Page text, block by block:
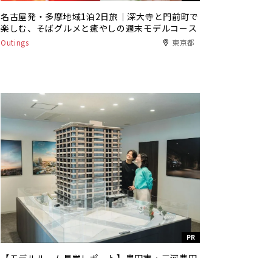
名古屋発・多摩地域1泊2日旅｜深大寺と門前町で
楽しむ、そばグルメと癒やしの週末モデルコース
Outings 東京都
PR